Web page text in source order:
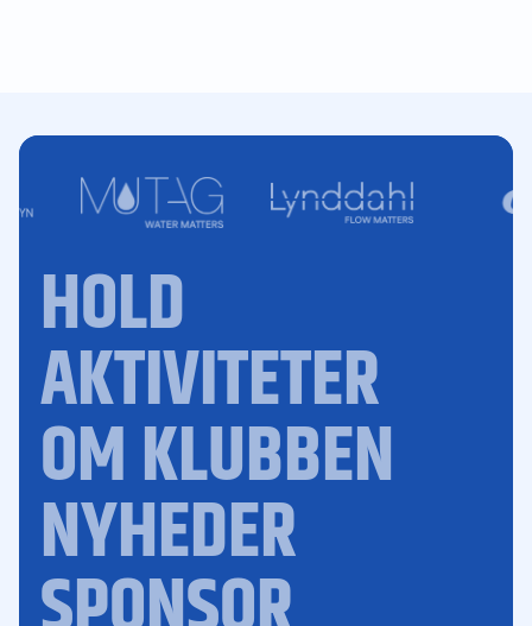
HOLD
AKTIVITETER
OM KLUBBEN
NYHEDER